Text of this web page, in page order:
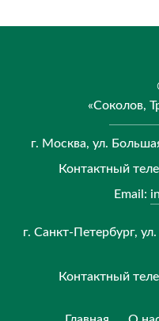
«Соколов,
г. Москва, ул.
Контактный
Email:
г. Санкт-Петербург,
Контактный